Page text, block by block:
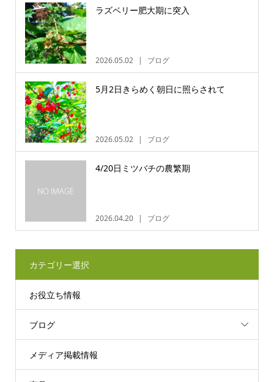
ラズベリー肥大期に突入
2026.05.02 ブログ
5月2日きらめく朝日に照らされて
2026.05.02 ブログ
4/20日ミツバチの農繁期
2026.04.20 ブログ
カテゴリー選択
お役立ち情報
ブログ
メディア掲載情報